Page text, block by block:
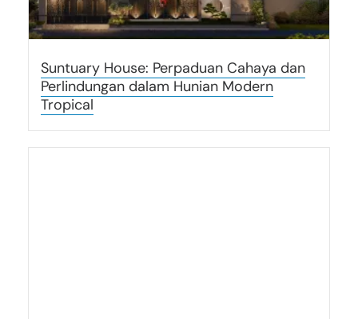
Suntuary House: Perpaduan Cahaya dan
Perlindungan dalam Hunian Modern
Tropical